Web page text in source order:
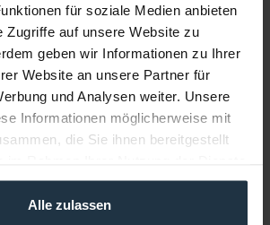
für soziale Medien anbieten
Zugriffe auf unsere Website zu
geben wir Informationen zu Ihrer
Website an unsere Partner für
und Analysen weiter. Unsere
Informationen möglicherweise mit
die Sie ihnen bereitgestellt
Alle zulassen
Hersteller sind verfübar...... more
+++ Osprey +++ look at